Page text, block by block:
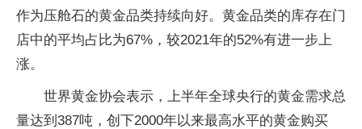
作为压舱石的黄金品类持续向好。黄金品类的库存在门
店中的平均占比为67%，较2021年的52%有进一步上
涨。
世界黄金协会表示，上半年全球央行的黄金需求总
量达到387吨，创下2000年以来最高水平的黄金购买